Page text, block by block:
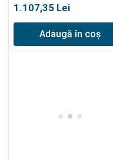
1.107,35 Lei
Adaugă în coș